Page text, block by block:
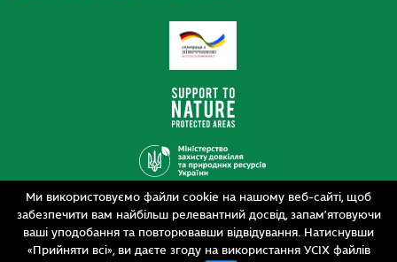
Ми використовуємо файли cookie на нашому веб-сайті, щоб
забезпечити вам найбільш релевантний досвід, запам’ятовуючи
ваші уподобання та повторювавши відвідування. Натиснувши
«Прийняти всі», ви даєте згоду на використання УСІХ файлів
Дизайн
Розробка
siteGist